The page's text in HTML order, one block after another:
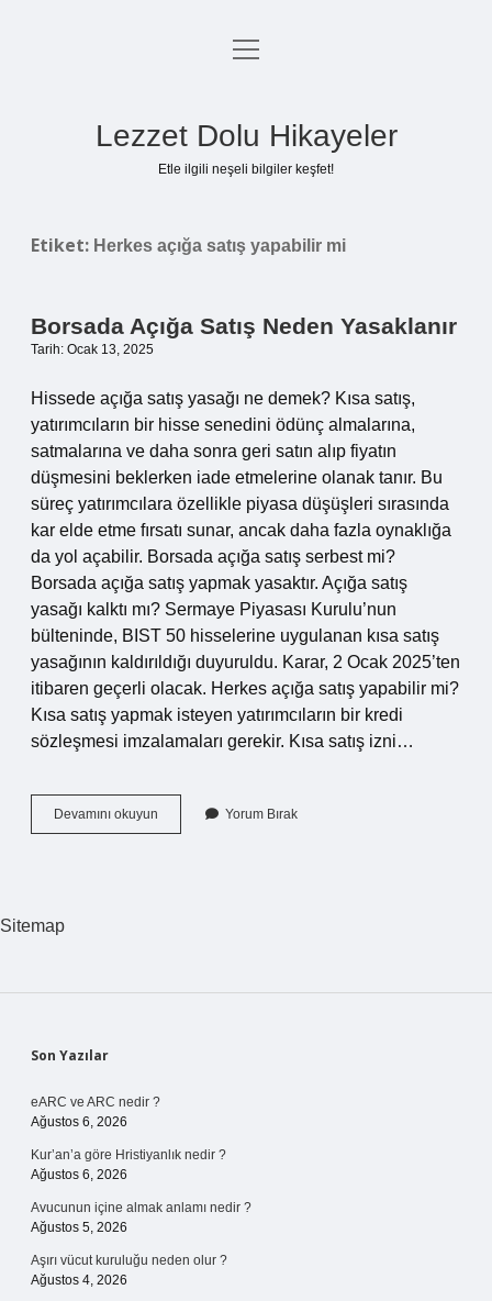
Anasayfa
menüyü
Lezzet Dolu Hikayeler
Etle ilgili neşeli bilgiler keşfet!
Etiket: Herkes açığa satış yapabilir mi
Borsada Açığa Satış Neden Yasaklanır
Tarih: Ocak 13, 2025
Hissede açığa satış yasağı ne demek? Kısa satış,
yatırımcıların bir hisse senedini ödünç almalarına,
satmalarına ve daha sonra geri satın alıp fiyatın
düşmesini beklerken iade etmelerine olanak tanır. Bu
süreç yatırımcılara özellikle piyasa düşüşleri sırasında
kar elde etme fırsatı sunar, ancak daha fazla oynaklığa
da yol açabilir. Borsada açığa satış serbest mi?
Borsada açığa satış yapmak yasaktır. Açığa satış
yasağı kalktı mı? Sermaye Piyasası Kurulu’nun
bülteninde, BIST 50 hisselerine uygulanan kısa satış
yasağının kaldırıldığı duyuruldu. Karar, 2 Ocak 2025’ten
itibaren geçerli olacak. Herkes açığa satış yapabilir mi?
Kısa satış yapmak isteyen yatırımcıların bir kredi
sözleşmesi imzalamaları gerekir. Kısa satış izni…
Devamını okuyun Borsada
Açığa
Yorum Bırak
Sitemap
Sidebar
Son Yazılar
eARC ve ARC nedir ?
Ağustos 6, 2026
Kur’an’a göre Hristiyanlık nedir ?
Ağustos 6, 2026
Avucunun içine almak anlamı nedir ?
Ağustos 5, 2026
Aşırı vücut kuruluğu neden olur ?
Ağustos 4, 2026